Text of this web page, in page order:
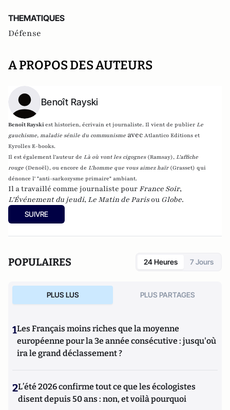
THEMATIQUES
Défense
A PROPOS DES AUTEURS
Benoît Rayski
Benoît Rayskiest historien, écrivain et journaliste. Il vient de publier Le
gauchisme, maladie sénile du communisme avec Atlantico Editions et
Eyrolles E-books.
Il est également l'auteur de Là où vont les cigognes (Ramsay), L'affiche
rouge (Denoël), ou encore de L'homme que vous aimez haïr (Grasset) qui
dénonce l' "anti-sarkozysme primaire" ambiant.
Il a travaillé comme journaliste pour France Soir,
L'Événement du jeudi, Le Matin de Parisou Globe.
SUIVRE
POPULAIRES 24 Heures 7 Jours
PLUS LUS PLUS PARTAGES
1Les Français moins riches que la moyenne
européenne pour la 3e année consécutive : jusqu'où
ira le grand déclassement ?
2L’été 2026 confirme tout ce que les écologistes
disent depuis 50 ans : non, et voilà pourquoi